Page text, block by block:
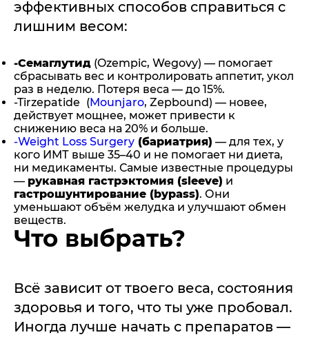
эффективных способов справиться с
лишним весом:
-Семаглутид (Ozempic, Wegovy) — помогает
сбрасывать вес и контролировать аппетит, укол
раз в неделю. Потеря веса — до 15%.
-Tirzepatide (Mounjaro, Zepbound) — новее,
действует мощнее, может привести к
снижению веса на 20% и больше.
-Weight Loss Surgery (бариатрия) — для тех, у
кого ИМТ выше 35–40 и не помогает ни диета,
ни медикаменты. Самые известные процедуры
— рукавная гастрэктомия (sleeve) и
гастрошунтирование (bypass). Они
уменьшают объём желудка и улучшают обмен
веществ.
Что выбрать?
Всё зависит от твоего веса, состояния
здоровья и того, что ты уже пробовал.
Иногда лучше начать с препаратов —